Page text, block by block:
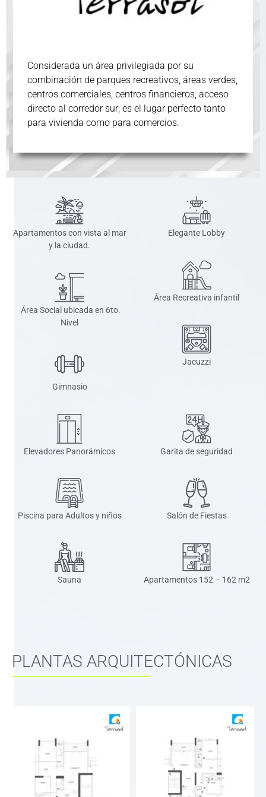
Considerada un área privilegiada por su
combinación de parques recreativos, áreas verdes,
centros comerciales, centros financieros, acceso
directo al corredor sur; es el lugar perfecto tanto
para vivienda como para comercios.
Apartamentos con vista al mar
y la ciudad.
Área Social ubicada en 6to.
Nivel
Gimnasio
Elegante Lobby
Área Recreativa infantil
Jacuzzi
Elevadores Panorámicos
Piscina para Adultos y niños
Sauna
Garita de seguridad
Salón de Fiestas
Apartamentos 152 – 162 m2
PLANTAS ARQUITECTÓNICAS